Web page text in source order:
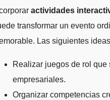
actividades
transformar un evento
Las siguientes
Realizar juegos de rol
empresariales.
Organizar competencias